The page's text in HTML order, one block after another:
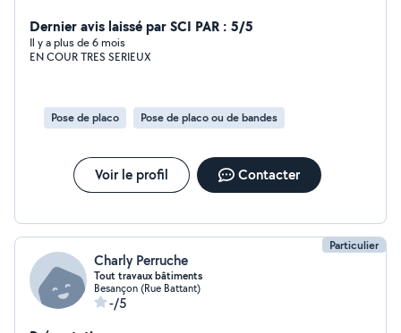
intérieur également Je suis a mon compte je travaille
dans ce domaines depuis plus de 10 ans
Dernier avis laissé par SCI PAR : 5/5
Il y a plus de 6 mois
EN COUR TRES SERIEUX
Pose de placo Pose de placo ou de bandes
Voir le profil Contacter
Particulier
Charly Perruche
Tout travaux bâtiments
Besançon (Rue Battant)
-/5